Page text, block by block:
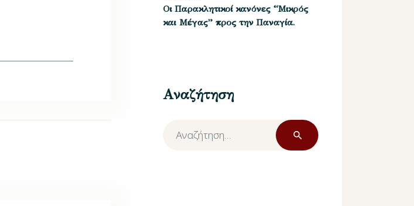
Οι Παρακλητικοί κανόνες “Μικρός
και Μέγας” προς την Παναγία.
Αναζήτηση
Αναζήτηση
για: